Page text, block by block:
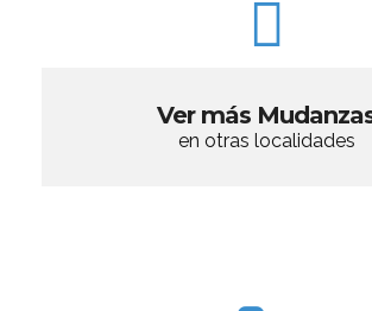
Ver más
en otras localidades